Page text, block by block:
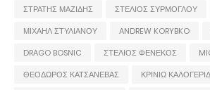
ΣΤΡΑΤΗΣ ΜΑΖΙΔΗΣ ΣΤΕΛΙΟΣ ΣΥΡΜΟΓΛΟΥ
ΜΙΧΑΗΛ ΣΤΥΛΙΑΝΟΥ
ANDREW KORYBKO
DRAGO BOSNIC
ΣΤΕΛΙΟΣ ΦΕΝΕΚΟΣ
ΘΕΟΔΩΡΟΣ ΚΑΤΣΑΝΕΒΑΣ
ΚΡΙΝΙΩ